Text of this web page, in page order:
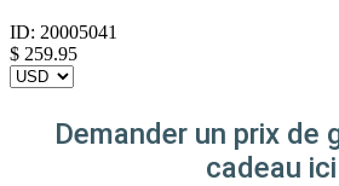
ID: 20005041
$ 259.95
Demander un prix de
cadeau ici